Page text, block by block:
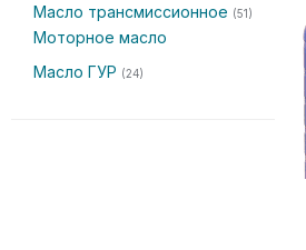
Масло трансмиссионное (51)
Моторное масло
Масло ГУР (24)